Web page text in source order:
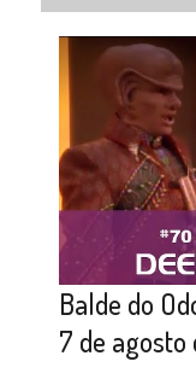
Balde do
7 de agosto